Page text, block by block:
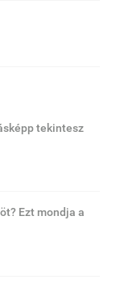
tekintesz
Ezt mondja a